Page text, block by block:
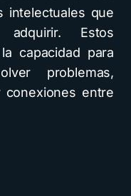
intelectuales que
Estos
capacidad para
problemas,
entre